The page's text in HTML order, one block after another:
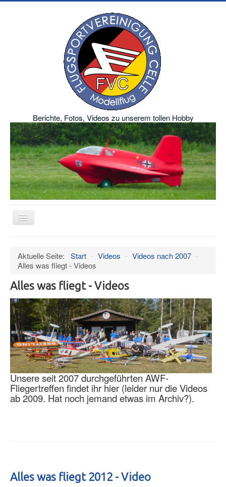
Berichte, Fotos, Videos zu unserem tollen Hobby
Navigation
an/aus
Datenschutz
Wind
Hangar
Bilder
Videos
Museum
Mitglieder
Aktuelle Seite: Start - Videos - Videos nach 2007 -
Alles was fliegt - Videos
Alles was fliegt - Videos
Unsere seit 2007 durchgeführten AWF-
Fliegertreffen findet ihr hier (leider nur die Videos
ab 2009. Hat noch jemand etwas im Archiv?).
Alles was fliegt 2012 - Video